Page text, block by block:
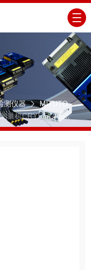
测仪器
MITUTO
量机CRYSTA-Apex